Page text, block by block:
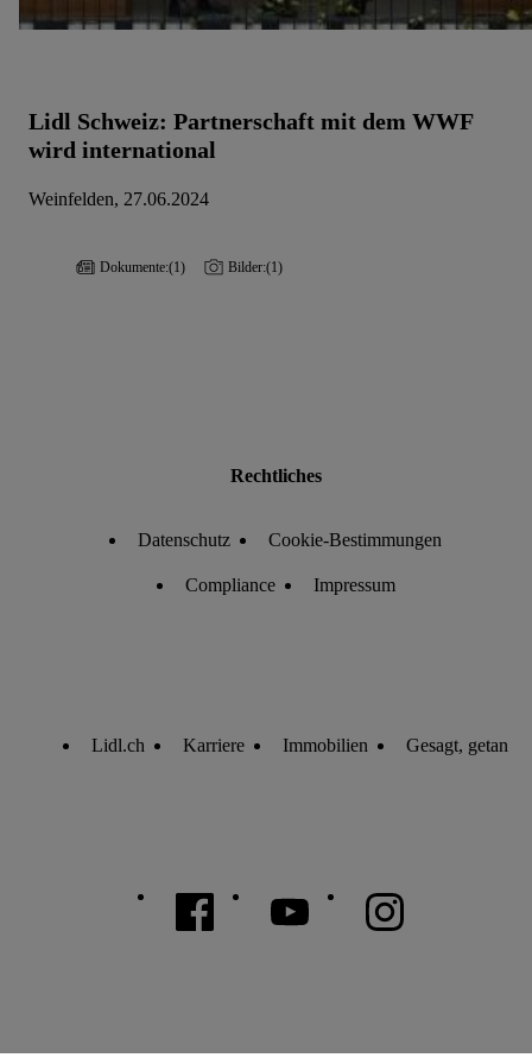
Lidl Schweiz: Partnerschaft mit dem WWF
wird international
Weinfelden, 27.06.2024
Dokumente:(1) Bilder:(1)
Rechtliches
Datenschutz Cookie-Bestimmungen
Compliance Impressum
Lidl.ch Karriere Immobilien Gesagt, getan